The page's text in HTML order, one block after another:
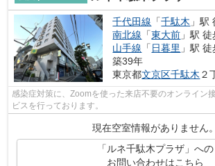
千代田線 「千駄木 」駅
南北線 「東大前 」駅
山手線 「 日暮里 」駅
築39年
東京都文京区千駄木 ２
感染症対策に、Zoomを使った来店不要のオンライン
ビスを行っております。
現在空室情報がありません。
「ルネ千駄木プラザ」への
お問い合わせはこちら